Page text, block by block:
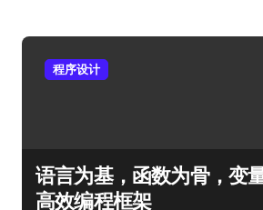
程序设计
语言为基，函数为骨，变
高效编程框架